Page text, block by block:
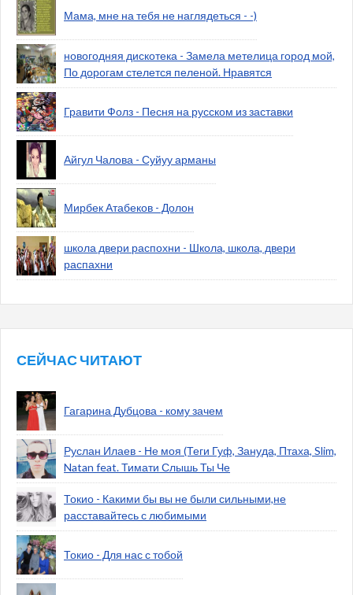
Мама, мне на тебя не наглядеться - -)
новогодняя дискотека - Замела метелица город мой,
По дорогам стелется пеленой. Нравятся
Гравити Фолз - Песня на русском из заставки
Айгул Чалова - Суйуу арманы
Мирбек Атабеков - Долон
школа двери распохни - Школа, школа, двери
распахни
СЕЙЧАС ЧИТАЮТ
Гагарина Дубцова - кому зачем
Руслан Илаев - Не моя (Теги Гуф, Зануда, Птаха, Slim,
Natan feat. Тимати Слышь Ты Че
Токио - Какими бы вы не были сильными,не
расставайтесь с любимыми
Токио - Для нас с тобой